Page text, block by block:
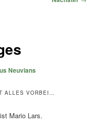
Neuvians
ALLES VORBEI…
Mario Lars.